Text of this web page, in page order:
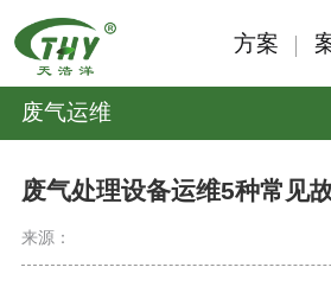
方案
废气运维
废气处理设备运维5种常见
来源：